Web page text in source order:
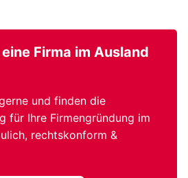
Firma im Ausland
und finden die
für Ihre Firmengründung im
rechtskonform &